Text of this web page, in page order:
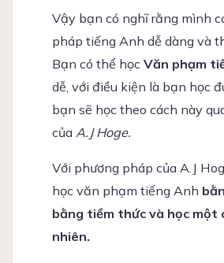
Vậy bạn có nghĩ rằng mình
pháp tiếng Anh dễ dàng và
Bạn có thể họcVăn phạm
dễ, với điều kiện là bạn học
bạn sẽ học theo cách này
củaA.J Hoge.
Với phương pháp của A.J
học văn phạm tiếng Anh
bằng tiềm thức và học một
nhiên.